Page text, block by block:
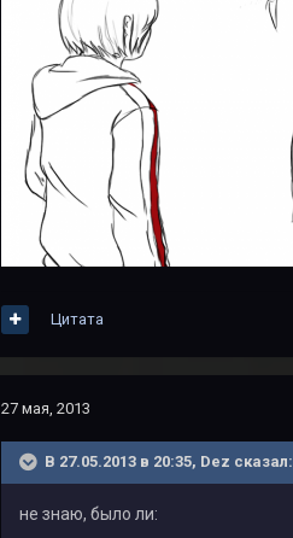
Цитата
27 мая, 2013
В 27.05.2013 в 20:35, Dez сказал:
не знаю, было ли: